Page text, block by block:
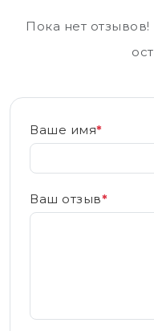
Пока нет
Ваше имя*
Ваш отзыв*